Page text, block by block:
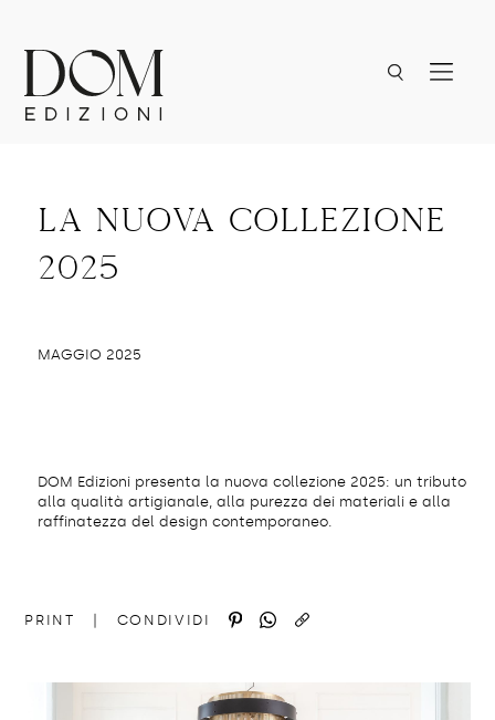
la nuova collezione
2025
MAGGIO 2025
DOM Edizioni presenta la nuova collezione 2025: un tributo
alla qualità artigianale, alla purezza dei materiali e alla
raffinatezza del design contemporaneo.
PRINT CONDIVIDI